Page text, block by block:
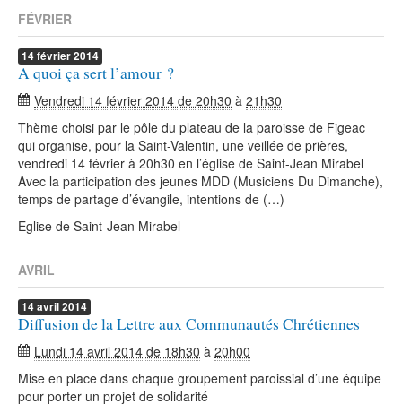
Agenda diocésain
Je donne
Annuaire/Contact
FÉVRIER
14février2014
A quoi ça sert l’amour ?
Vendredi 14 février 2014 de 20h30 à 21h30
Thème choisi par le pôle du plateau de la paroisse de Figeac
qui organise, pour la Saint-Valentin, une veillée de prières,
vendredi 14 février à 20h30 en l’église de Saint-Jean Mirabel
Avec la participation des jeunes MDD (Musiciens Du Dimanche),
temps de partage d’évangile, intentions de (…)
Eglise de Saint-Jean Mirabel
AVRIL
14avril2014
Diffusion de la Lettre aux Communautés Chrétiennes
Lundi 14 avril 2014 de 18h30 à 20h00
Mise en place dans chaque groupement paroissial d’une équipe
pour porter un projet de solidarité